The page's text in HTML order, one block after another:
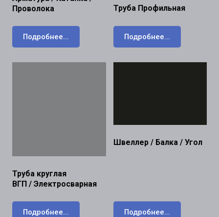
Проволока
Подробнее...
Труба Профильная
Подробнее...
Труба круглая
ВГП / Электросварная
Подробнее...
Швеллер / Балка / Угол
Подробнее...